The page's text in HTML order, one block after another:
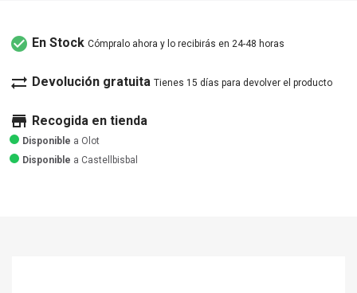
check_circle En Stock Cómpralo ahora y lo recibirás en 24-48 horas
sync_alt Devolución gratuita Tienes 15 días para devolver el producto
store Recogida en tienda
Disponible a Olot
Disponible a Castellbisbal